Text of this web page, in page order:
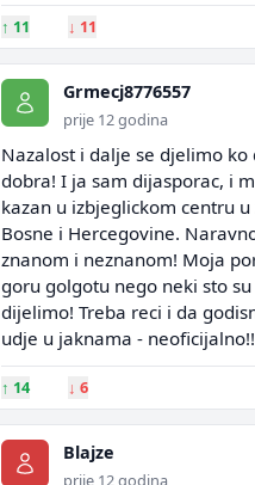
↑ 11 ↓ 11
Grmecj8776557
prije 12 godina
Nazalost i dalje se djelimo
dobra! I ja sam dijasporac, i
kazan u izbjeglickom centru
Bosne i Hercegovine.
znanom i neznanom! Moja
goru golgotu nego neki sto
dijelimo! Treba reci i da
udje u jaknama - neoficijalno!!
↑ 14 ↓ 6
Blajze
prije 12 godina